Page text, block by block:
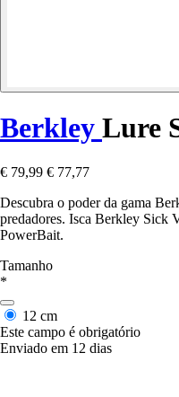
Berkley Lure
€ 79,99 € 77,77
Descubra o poder da gama
predadores. Isca Berkley Sick
PowerBait.
Tamanho
*
12 cm
Este campo é obrigatório
Enviado em 12 dias